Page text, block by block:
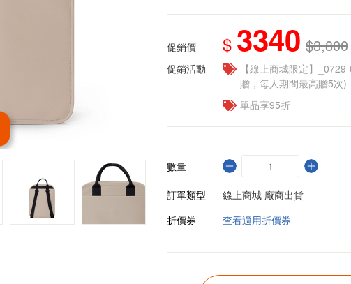
促銷價 $ 3340 $3,800
促銷活動
【線上商城限定】
贈，每人期間最高贈5次)
單品享95折
數量
訂單類型
線上商城 廠商出貨
折價券
查看適用折價券